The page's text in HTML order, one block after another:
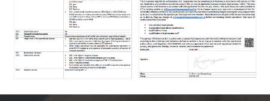
uAvionix EU Webshop
Training
Portfolio
Contact